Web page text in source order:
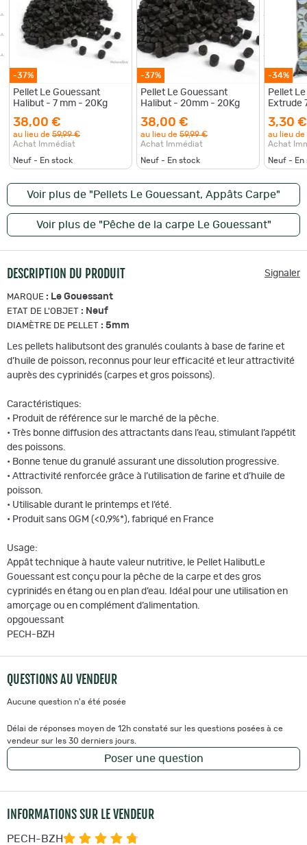
-37%
Pellet Le Gouessant
Halibut - 7 mm - 20Kg
38,00 €
au lieu de 59,99 €
Achat Immédiat
Neuf - En stock
-37%
Pellet Le Gouessant
Halibut - 20mm - 20Kg
38,00 €
au lieu de 59,99 €
Achat Immédiat
Neuf - En stock
-34%
Pellet
Extrude
3,30 €
au lieu de
Achat
Neuf - En
Voir plus de "Pellets Le Gouessant, Appâts Carpe"
Voir plus de "Pêche de la carpe Le Gouessant"
DESCRIPTION DU PRODUIT Signaler
MARQUE : Le Gouessant
ETAT DE L'OBJET : Neuf
DIAMÈTRE DE PELLET : 5mm
Les pellets halibutsont des granulés coulants à base de farine et
d’huile de poisson, reconnus pour leur efficacité et leur attractivité
auprès des cyprinidés (carpes et gros poissons).
Caractéristiques:
• Produit de référence sur le marché de la pêche.
• Très bonne diffusion des attractants dans l’eau, stimulant l’appétit
des poissons.
• Bonne tenue du granulé assurant une dissolution progressive.
• Attractivité renforcée grâce à l’utilisation de farine et d’huile de
poisson.
• Utilisable durant le printemps et l’été.
• Produit sans OGM (<0,9%*), fabriqué en France
Usage:
Appât technique à haute valeur nutritive, le Pellet HalibutLe
Gouessant est conçu pour la pêche de la carpe et des gros
cyprinidés en étang ou en plan d’eau. Idéal pour une utilisation en
amorçage ou en complément d’alimentation.
opgouessant
PECH-BZH
QUESTIONS AU VENDEUR
Aucune question n'a été posée
Délai de réponses moyen de 12h constaté sur les questions posées à ce
vendeur sur les 30 derniers jours.
Poser une question
INFORMATIONS SUR LE VENDEUR
PECH-BZH